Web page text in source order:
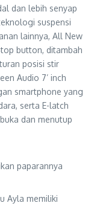
dan lebih senyap
suspensi
lainnya, All New
button, ditambah
posisi stir
Audio 7’ inch
smartphone yang
serta E-latch
dan menutup
paparannya
Ayla memiliki